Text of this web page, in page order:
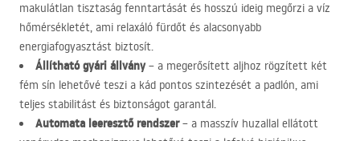
makulátlan tisztaság fenntartását és hosszú ideig megőrzi a víz
hőmérsékletét, ami relaxáló fürdőt és alacsonyabb
energiafogyasztást biztosít.
Állítható gyári állvány– a megerősített aljhoz rögzített két
fém sín lehetővé teszi a kád pontos szintezését a padlón, ami
teljes stabilitást és biztonságot garantál.
Automata leeresztő rendszer– a masszív huzallal ellátott